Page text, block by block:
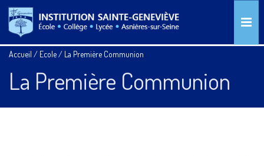
Accueil / Ecole/ La Première Communion
La Première Communion